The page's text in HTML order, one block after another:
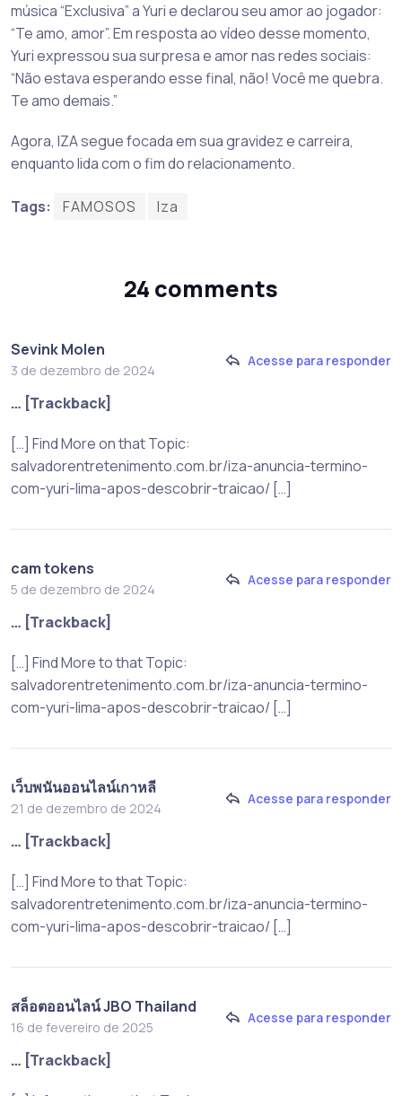
música “Exclusiva” a Yuri e declarou seu amor ao jogador:
“Te amo, amor”. Em resposta ao vídeo desse momento,
Yuri expressou sua surpresa e amor nas redes sociais:
“Não estava esperando esse final, não! Você me quebra.
Te amo demais.”
Agora, IZA segue focada em sua gravidez e carreira,
enquanto lida com o fim do relacionamento.
Tags: FAMOSOS Iza
24 comments
Sevink Molen
3 de dezembro de 2024
Acesse para responder
… [Trackback]
[…] Find More on that Topic:
salvadorentretenimento.com.br/iza-anuncia-termino-
com-yuri-lima-apos-descobrir-traicao/ […]
cam tokens
5 de dezembro de 2024
Acesse para responder
… [Trackback]
[…] Find More to that Topic:
salvadorentretenimento.com.br/iza-anuncia-termino-
com-yuri-lima-apos-descobrir-traicao/ […]
เว็บพนันออนไลน์เกาหลี
21 de dezembro de 2024
Acesse para responder
… [Trackback]
[…] Find More to that Topic:
salvadorentretenimento.com.br/iza-anuncia-termino-
com-yuri-lima-apos-descobrir-traicao/ […]
สล็อตออนไลน์ JBO Thailand
16 de fevereiro de 2025
Acesse para responder
… [Trackback]